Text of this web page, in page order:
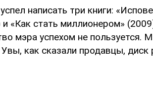
написать три книги:
«Как стать миллионером»
мэра успехом не пользуется.
как сказали продавцы, диск